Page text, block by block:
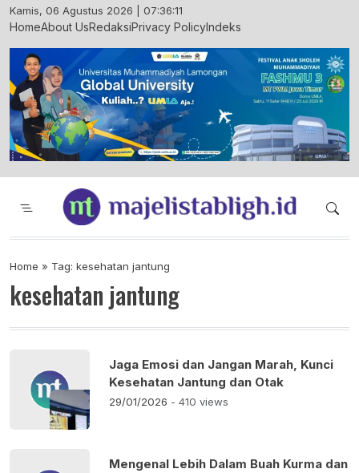
Skip
to
Kamis, 06 Agustus 2026 | 07:36:12
HomeAbout UsRedaksiPrivacy PolicyIndeks
Majelis Tabligh Muhammadiyah
Syiar Dakwah Islam Berkemajuan dan
Home » Tag: kesehatan jantung
kesehatan jantung
Jaga Emosi dan Jangan Marah, Kunci
Kesehatan Jantung dan Otak
29/01/2026 - 410 views
Mengenal Lebih Dalam Buah Kurma dan